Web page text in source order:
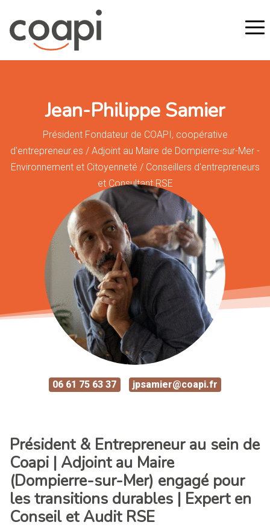
Jean-Philippe Samier
Président Fondateur de COAPI, coopérative
d'entrepreneur.es / Adjoint au Maire de Dompierre-sur-Mer -
Environnement et Citoyenneté / Conseillers d'entrepreneurs
et Consultant RSE
06 61 75 63 37 jpsamier@coapi.fr
Président & Entrepreneur au sein de
Coapi | Adjoint au Maire
(Dompierre-sur-Mer) engagé pour
les transitions durables | Expert en
Conseil et Audit RSE